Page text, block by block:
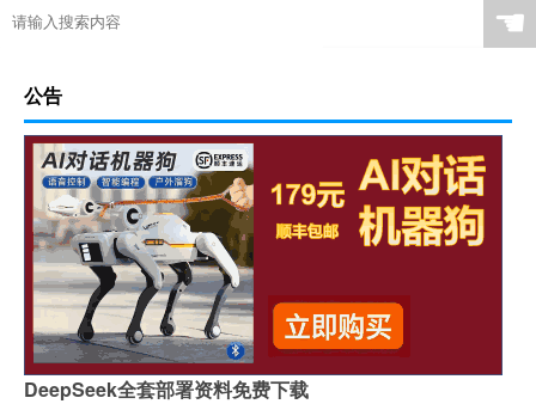
☚
公告
DeepSeek全套部署资料免费下载